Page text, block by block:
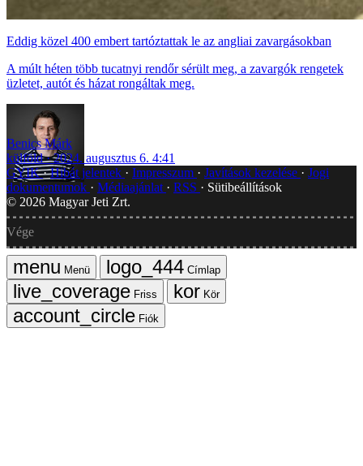
Eddig közel 400 embert tartóztattak le az angliai zavargásokban
A múlt héten több tucatnyi rendőr sérült meg, a zavargók rengetek
üzletet, autót és házat rongáltak meg.
Benics Márk
külföld
2024. augusztus 6. 4:41
GYIK Hibát jelentek Impresszum Javítások kezelése
Jogi
dokumentumok
Médiaajánlat RSS
Sütibeállítások
© 2026 Magyar Jeti Zrt.
Vége
Menü
Címlap
Friss
Kör
Fiók